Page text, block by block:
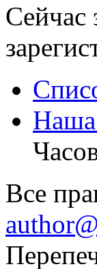
Сейчас
Наша
Все